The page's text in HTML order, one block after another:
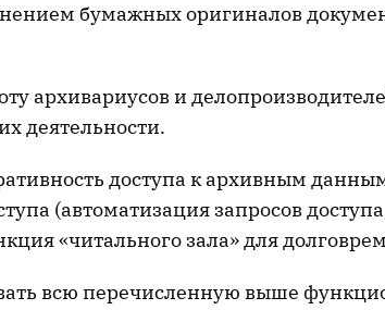
бумажных оригиналов
архивариусов и
деятельности.
доступа к архивным
(автоматизация запросов
«читального зала» для
всю перечисленную выше